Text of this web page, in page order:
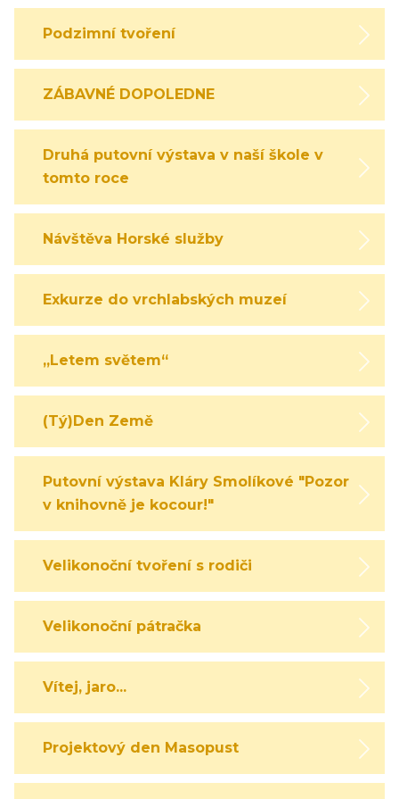
Podzimní tvoření
ZÁBAVNÉ DOPOLEDNE
Druhá putovní výstava v naší škole v
tomto roce
Návštěva Horské služby
Exkurze do vrchlabských muzeí
„Letem světem“
(Tý)Den Země
Putovní výstava Kláry Smolíkové "Pozor,
v knihovně je kocour!"
Velikonoční tvoření s rodiči
Velikonoční pátračka
Vítej, jaro...
Projektový den Masopust